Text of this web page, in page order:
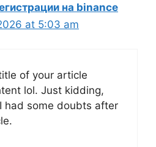
на binance
at 5:03 am
of your article
lol. Just kidding,
had some doubts after